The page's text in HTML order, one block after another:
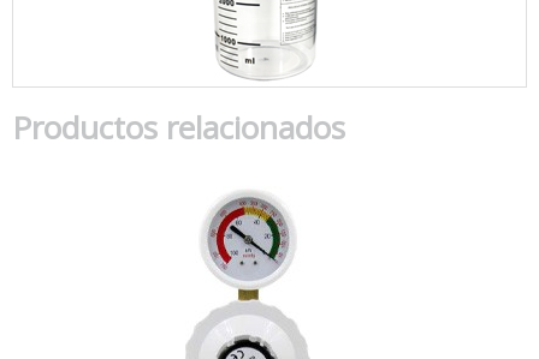
Productos relacionados